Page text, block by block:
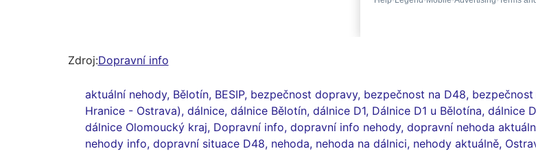
Zdroj:Dopravní info
aktuální nehody, Bělotín, BESIP, bezpečnost dopravy, bezpečnost na D48,
Hranice - Ostrava), dálnice, dálnice Bělotín, dálnice D1, Dálnice D1 u Bělotína, dálnice
dálnice Olomoucký kraj, Dopravní info, dopravní info nehody, dopravní nehoda
nehody info, dopravní situace D48, nehoda, nehoda na dálnici, nehody aktuálně,